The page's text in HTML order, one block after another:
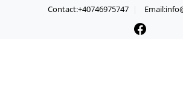
Contact:+40746975747